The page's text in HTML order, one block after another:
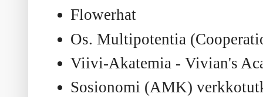
Flowerhat
Os. Multipotentia
Viivi-Akatemia - Vivian's
Sosionomi (AMK)